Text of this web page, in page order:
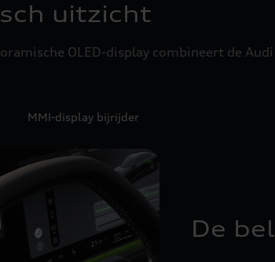
uitzicht
OLED-display combineert de
MMI-display bijrijder
De